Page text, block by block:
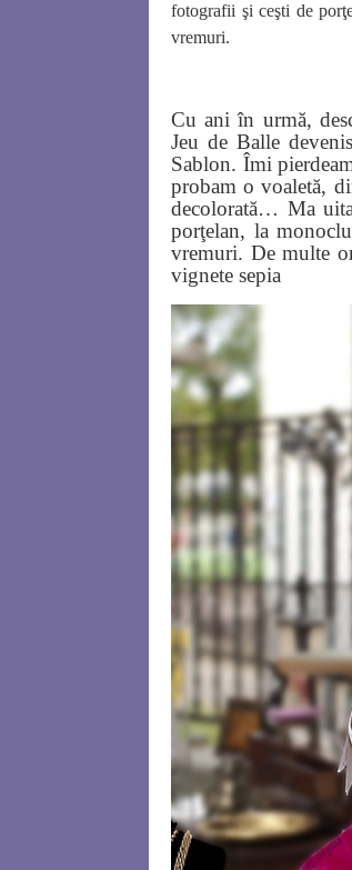
fotografii şi ceşti de
vremuri.
Cu ani în urmă,
Jeu de Balle
Sablon. Îmi
probam o voaletă,
decolorată… Ma
porţelan, la
vremuri. De multe
vignete sepia